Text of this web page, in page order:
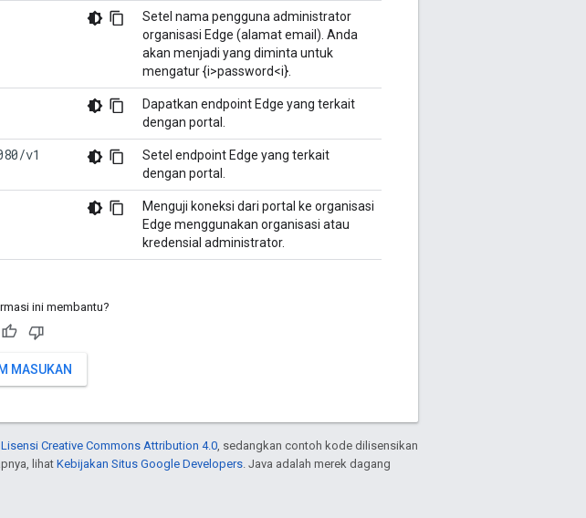
Setel nama pengguna administrator
organisasi Edge (alamat email). Anda
akan menjadi yang diminta untuk
mengatur {i>password<i}.
Dapatkan endpoint Edge yang terkait
dengan portal.
v1
Setel endpoint Edge yang terkait
dengan portal.
Menguji koneksi dari portal ke organisasi
Edge menggunakan organisasi atau
kredensial administrator.
ini membantu?
MASUKAN
Lisensi Creative Commons Attribution 4.0, sedangkan contoh kode dilisensikan
lihat Kebijakan Situs Google Developers. Java adalah merek dagang